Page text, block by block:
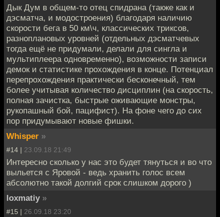
Дык Дум в общем-то отец спидрана (также как и
дэсматча, и модостроения) благодаря наличию
скорости бега в 50 км\ч, классических триксов,
разноплановых уровней (отдельных дэсматчевых
тогда ещё не придумали, делали для сингла и
мультиплеера одновременно), возможности записи
демок и статистике прохождения в конце. Потенциал
перепрохождения практически бесконечный, тем
более учитывая количество дисциплин (на скорость,
полная зачистка, быстрые оживающие монстры,
рукопашный бой, пацифист). На фоне чего до сих
пор придумывают новые фишки.
Whisper »
#14 | 23.09.18 21:49
Интересно сколько у нас это будет тянуться и во что
выльется с Яровой - ведь хранить голос всем
абсолютно такой долгий срок слишком дорого )
loxmatiy »
#15 | 26.09.18 23:20